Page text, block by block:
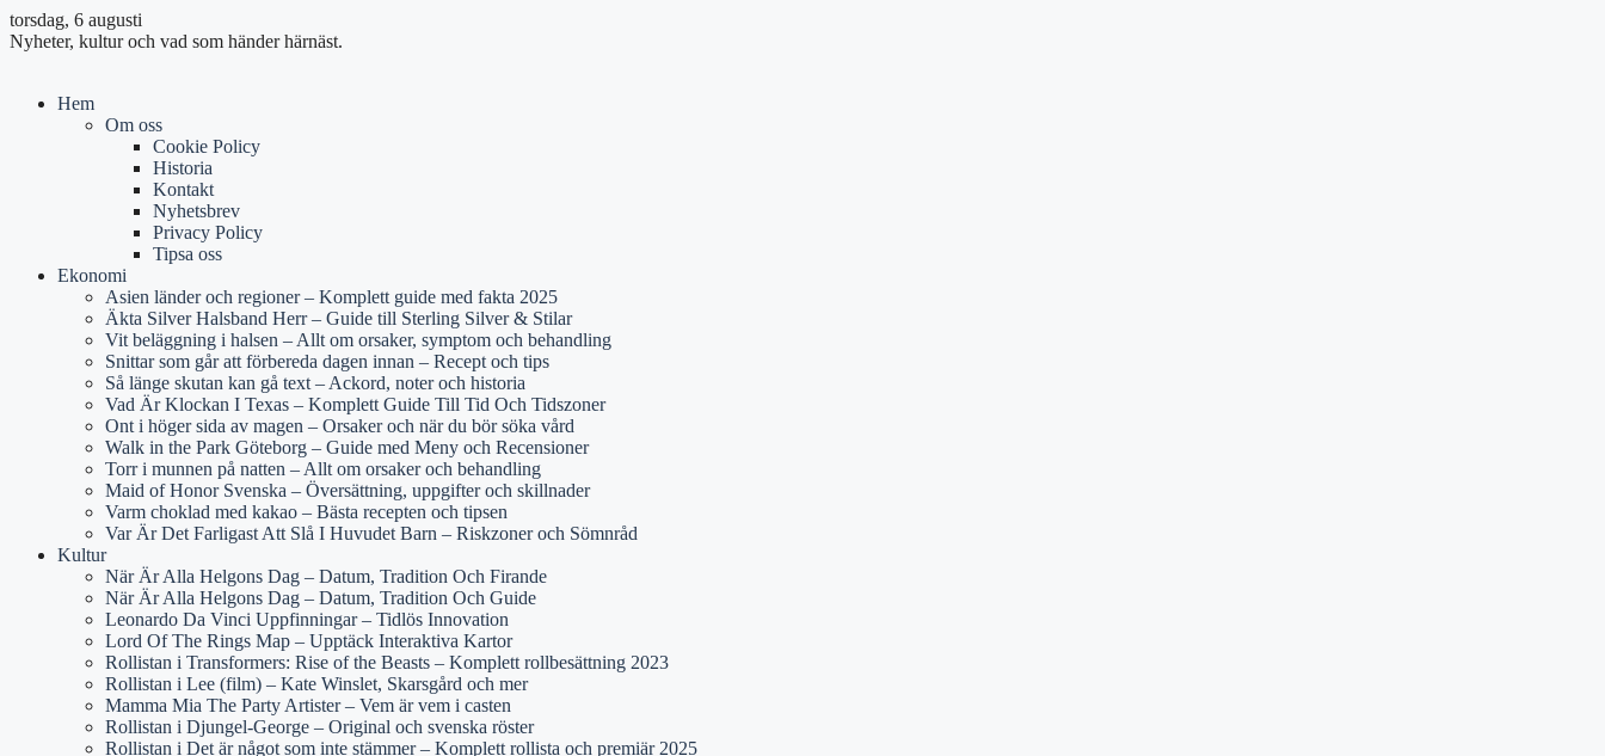
torsdag, 6 augusti
Nyheter, kultur och vad som händer härnäst.
Hem
Om oss
Cookie Policy
Historia
Kontakt
Nyhetsbrev
Privacy Policy
Tipsa oss
Ekonomi
Asien länder och regioner – Komplett guide med fakta 2025
Äkta Silver Halsband Herr – Guide till Sterling Silver & Stilar
Vit beläggning i halsen – Allt om orsaker, symptom och behandling
Snittar som går att förbereda dagen innan – Recept och tips
Så länge skutan kan gå text – Ackord, noter och historia
Vad Är Klockan I Texas – Komplett Guide Till Tid Och Tidszoner
Ont i höger sida av magen – Orsaker och när du bör söka vård
Walk in the Park Göteborg – Guide med Meny och Recensioner
Torr i munnen på natten – Allt om orsaker och behandling
Maid of Honor Svenska – Översättning, uppgifter och skillnader
Varm choklad med kakao – Bästa recepten och tipsen
Var Är Det Farligast Att Slå I Huvudet Barn – Riskzoner och Sömnråd
Kultur
När Är Alla Helgons Dag – Datum, Tradition Och Firande
När Är Alla Helgons Dag – Datum, Tradition Och Guide
Leonardo Da Vinci Uppfinningar – Tidlös Innovation
Lord Of The Rings Map – Upptäck Interaktiva Kartor
Rollistan i Transformers: Rise of the Beasts – Komplett rollbesättning 2023
Rollistan i Lee (film) – Kate Winslet, Skarsgård och mer
Mamma Mia The Party Artister – Vem är vem i casten
Rollistan i Djungel-George – Original och svenska röster
Rollistan i Det är något som inte stämmer – Komplett rollista och premiär 2025